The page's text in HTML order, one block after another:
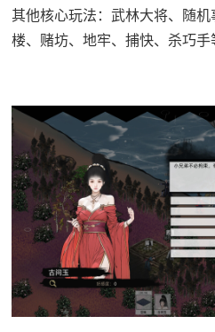
其他核心玩法：武林大将、随
楼、赌坊、地牢、捕快、杀巧手